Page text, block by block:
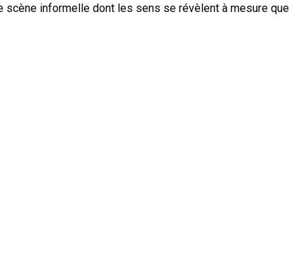
scène informelle dont les sens se révèlent à mesure que